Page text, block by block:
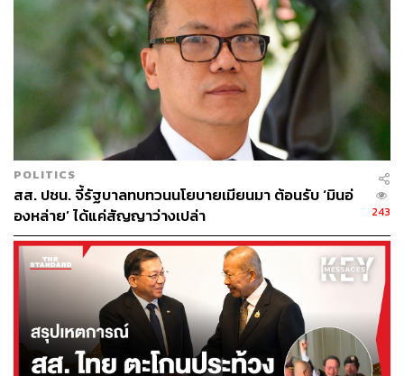
ส่วนแนวทางที่ให้มีคูหาเลือกตั้ง สสร. ทางอ้อมนั้น นิกรมอง
ว่า หากมีคูหาก็จะสุ่มเสี่ยงขัดต่อคำวินิจฉัยของศาล
รัฐธรรมนูญ 100% เดิมทีศาลไม่ได้ชี้มาแบบนี้ เราหวังว่าจะ
ได้เลือกกันเอง เหมือนครั้งรัฐธรรมนูญปี 2540
“เมื่อพูดมาแบบนี้ศาลจึงชี้มาว่า รัฐสภาไม่อาจให้ประชาชน
เลือกผู้ร่างรัฐธรรมนูญได้โดยตรง มาจากความพิรี้พิไรของ
ใคร จากการสอบถามยื่นแล้วยื่นอีกของใคร ศาลจึงพูดให้ชัด
ไปแบบนี้เลย กลายเป็นว่าปิดทางตัวเอง แล้วยังมาบ่นคนอื่น
อีก” นิกรกล่าว
นิกร ยืนยันว่า พรรคภูมิใจไทยไม่กล้าเสนอแนวทางให้มีคูหา
เลือกตั้ง เพราะจะมีปัญหาตามมา เช่น กรุงเทพมหานคร ซึ่ง
คาดว่าเป็นจังหวัดที่จะมีผู้สมัครมาเป็นจำนวนมาก จะทำให้
เลือกยาก ในอดีตเคยมีแนวทางให้ผู้สมัครในแต่ละงจังหวัด
สมัครเข้ามา แล้วเลือกกันเองให้เหลือกครั้งหนึ่ง แต่ตอนนี้ไม่
กล้าทำอย่างนั้นแล้ว เพราะใครเป็นคนชี้ช่องให้ปิดทางแบบนี้
POLITICS
สส. ปชน. จี้รัฐบาลทบทวนนโยบายเมียนมา ต้อนรับ ‘มินอ่
องหล่าย’ ได้แค่สัญญาว่างเปล่า
243